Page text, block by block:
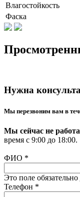
Влагостойкость
Фаска
Нужна
Мы перезвоним вам в
Мы сейчас не
время с 9:00 до 18:00.
ФИО *
Это поле
Телефон *